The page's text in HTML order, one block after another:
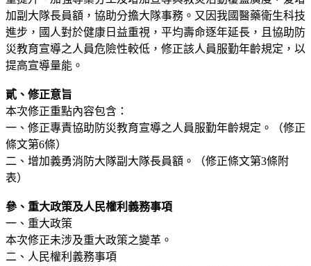
加副大隊長員額，協助分擔大隊事務。又因我國醫藥衛生科技
進步，國人對於健康日益重視，平均壽命逐年延長，且協助防
災教育宣導之人員危險性較低，修正該人員服勤年齡規定，以
提高宣導量能。
貳、修正意旨
本次修正重點內容包含：
一、修正專責協助防災教育宣導之人員服勤年齡規定。（修正
條文第6條）
二、增加義勇消防大隊副大隊長員額。（修正條文第3條附
表）
參、重大政策及人民權利義務事項
一、重大政策
本次修正未涉及重大政策之變革。
二、人民權利義務事項